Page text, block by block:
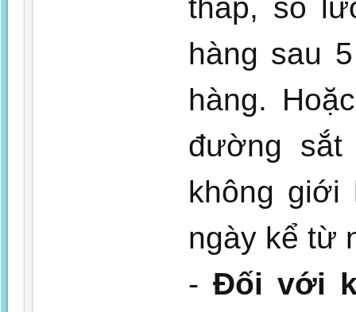
thấp, số
hàng sau
hàng.
đường
không giới
ngày kể từ
- Đối với